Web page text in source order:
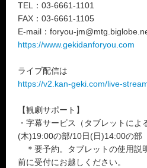
TEL：03-6661-1101
FAX：03-6661-1105
E-mail：foryou-
https://www.gekidanforyou.com
ライブ配信は
https://v2.kan-geki.com/live-
【観劇サポート】
・字幕サービス（タブレットによ
(木)19:00の部/10日(日)14:00の部
＊要予約。タブレットの使用説
前に受付にお越しください。